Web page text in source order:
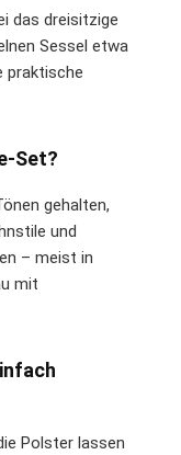
das dreisitzige
Sessel etwa
praktische
Set?
gehalten,
und
– meist in
mit
Polster lassen